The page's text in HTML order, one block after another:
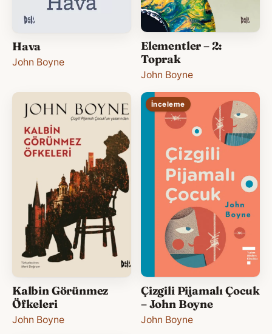
Hava
John Boyne
Elementler – 2:
Toprak
John Boyne
Kalbin Görünmez
Öfkeleri
John Boyne
İnceleme
Çizgili Pijamalı Çocuk
– John Boyne
John Boyne